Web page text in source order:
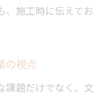
、施工時に伝えてお
の視点
課題だけでなく、文